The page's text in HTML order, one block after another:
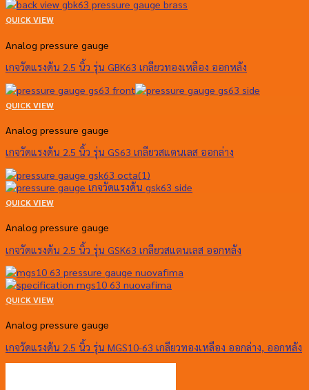
QUICK VIEW
Analog pressure gauge
เกจวัดแรงดัน 2.5 นิ้ว รุ่น GBK63 เกลียวทองเหลือง ออกหลัง
QUICK VIEW
Analog pressure gauge
เกจวัดแรงดัน 2.5 นิ้ว รุ่น GS63 เกลียวสแตนเลส ออกล่าง
QUICK VIEW
Analog pressure gauge
เกจวัดแรงดัน 2.5 นิ้ว รุ่น GSK63 เกลียวสแตนเลส ออกหลัง
QUICK VIEW
Analog pressure gauge
เกจวัดแรงดัน 2.5 นิ้ว รุ่น MGS10-63 เกลียวทองเหลือง ออกล่าง, ออกหลัง